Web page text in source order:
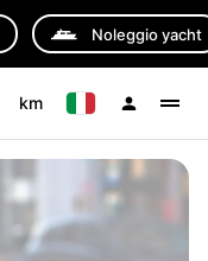
Noleggio yacht
km